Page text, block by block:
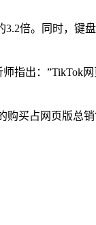
倍。同时，键
出：”TikTok网
买占网页版总